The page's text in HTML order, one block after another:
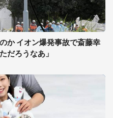
か イオン爆発事故で斎藤幸
だろうなあ」